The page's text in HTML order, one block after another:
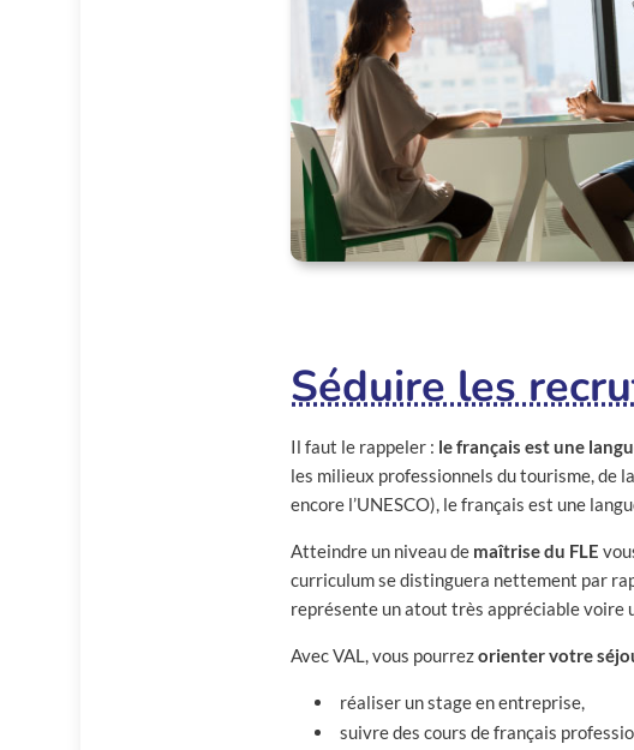
Séduire les
Il faut le rappeler : le français est une
les milieux professionnels du tourisme, de
encore l’UNESCO), le français est une
Atteindre un niveau demaîtrise du FLE
curriculum se distinguera nettement par
représente un atout très appréciable voire
Avec VAL, vous pourrezorienter votre
réaliser un stage en entreprise,
suivre des cours de français